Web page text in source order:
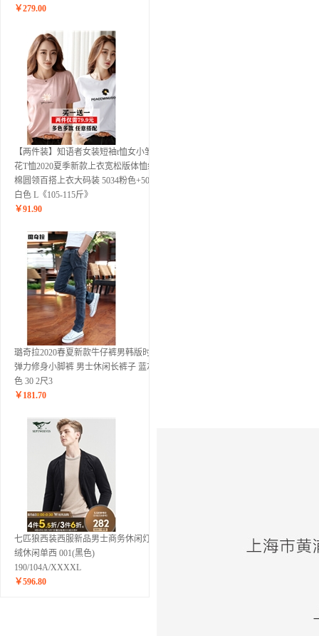
￥279.00
【两件装】知语者女装短袖t恤女小雏菊
花T恤2020夏季新款上衣宽松版体恤纯
棉圆领百搭上衣大码装 5034粉色+5028
白色 L《105-115斤》
￥91.90
璐奇拉2020春夏新款牛仔裤男韩版时尚
弹力修身小脚裤 男士休闲长裤子 蓝灰
色 30 2尺3
￥ 181.70
七匹狼西装西服新品男士商务休闲灯芯
绒休闲单西 001(黑色)
190/104A/XXXXL
￥596.80